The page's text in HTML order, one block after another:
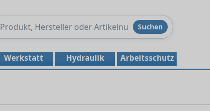
Produkte
Suchen
Werkstatt Hydraulik Arbeitsschutz